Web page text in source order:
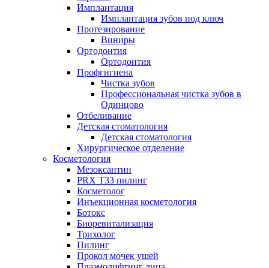
Имплантация
Имплантация зубов под ключ
Протезирование
Виниры
Ортодонтия
Ортодонтия
Профгигиена
Чистка зубов
Профессиональная чистка зубов в
Одинцово
Отбеливание
Детская стоматология
Детская стоматология
Хирургическое отделение
Косметология
Мезоксантин
PRX T33 пилинг
Косметолог
Инъекционная косметология
Ботокс
Биоревитализация
Трихолог
Пилинг
Прокол мочек ушей